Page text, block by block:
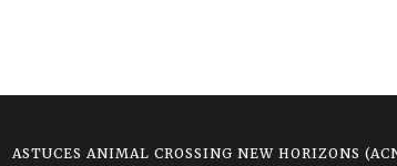
ASTUCES ANIMAL CROSSING NEW HORIZONS